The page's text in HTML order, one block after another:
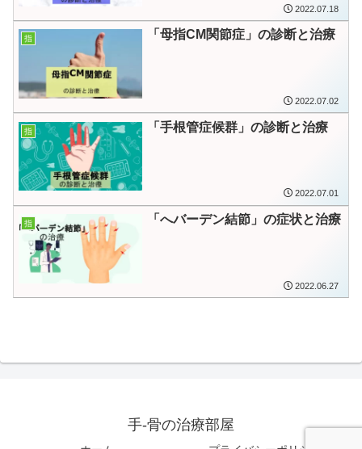
2022.07.18
指 「母指CM関節症」の診断と治療
2022.07.02
指 「手根管症候群」の診断と治療
2022.07.01
指 「へバーデン結節」の症状と治療
2022.06.27
手-骨の治療部屋